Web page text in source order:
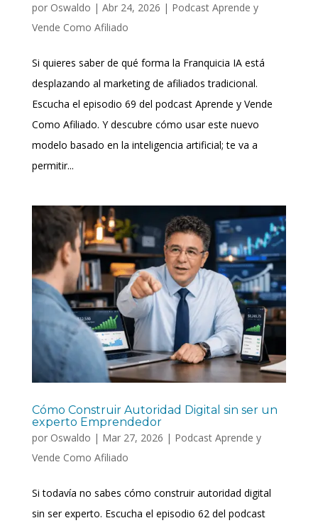
por Oswaldo | Abr 24, 2026 | Podcast Aprende y
Vende Como Afiliado
Si quieres saber de qué forma la Franquicia IA está
desplazando al marketing de afiliados tradicional.
Escucha el episodio 69 del podcast Aprende y Vende
Como Afiliado. Y descubre cómo usar este nuevo
modelo basado en la inteligencia artificial; te va a
permitir...
Cómo Construir Autoridad Digital sin ser un
experto Emprendedor
por Oswaldo | Mar 27, 2026 | Podcast Aprende y
Vende Como Afiliado
Si todavía no sabes cómo construir autoridad digital
sin ser experto. Escucha el episodio 62 del podcast